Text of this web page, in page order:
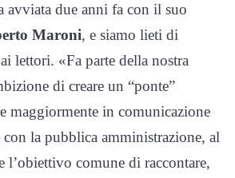
avviata due anni fa con il suo
Maroni, e siamo lieti di
lettori. «Fa parte della nostra
di creare un “ponte”
maggiormente in comunicazione
la pubblica amministrazione, al
l’obiettivo comune di raccontare,